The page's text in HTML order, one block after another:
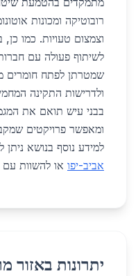
רובוטיקה ומכונות
וצמצום טעויות. כמו
לשיתוף פעולה עם
שמטרתן לפתח חומרים
ולדרישות התקינה
בבני עיש תואם את
ומאפשר פרויקטים
למידע נוסף בנושא ניתן
אביב-יפו או להשוות עם
יתרונות באזור